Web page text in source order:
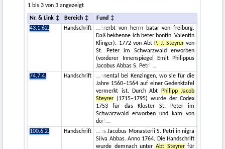
1 bis 3 von 3 angezeigt
Nr. & Link Bereich
Fund
43.1.62.
Handschrift
Ererbt von herrn batar von freiburg.
Daß bekhenne ich beter bontin. Valentin
Klinger). 1772 von Abt P. J. Steyrer von
St. Peter im Schwarzwald erworben
(vorderer Innenspiegel Emit Philippus
Jacobus Abbas S. Petri
74.7.4.
Handschrift
nnental bei Kenzingen, wo sie für die
Jahre 1560–1564 auf einer Gedenktafel
vermerkt ist. Durch Abt
Philipp Jacob
Steyrer (1715–1795) wurde der Codex
1753 für das Kloster St. Peter im
Schwarzwald erworben und kam von
dort
100.6.2.
Handschrift
us Jacobus Monasterii S. Petri in nigra
Silva Abbas. Anno 1764. Die Handschrift
wurde demnach unterAbt Steyrerfür